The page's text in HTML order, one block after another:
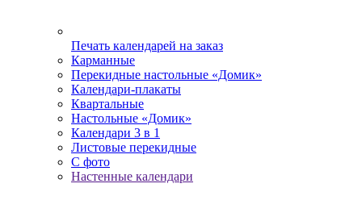
Печать календарей на заказ
Карманные
Перекидные настольные «Домик»
Календари-плакаты
Квартальные
Настольные «Домик»
Календари 3 в 1
Листовые перекидные
С фото
Настенные календари